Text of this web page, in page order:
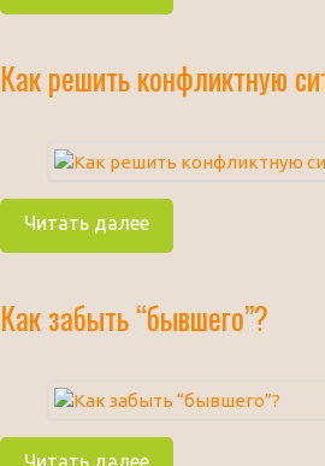
Как решить конфликтную
Читать далее
Как забыть “бывшего”?
Читать далее